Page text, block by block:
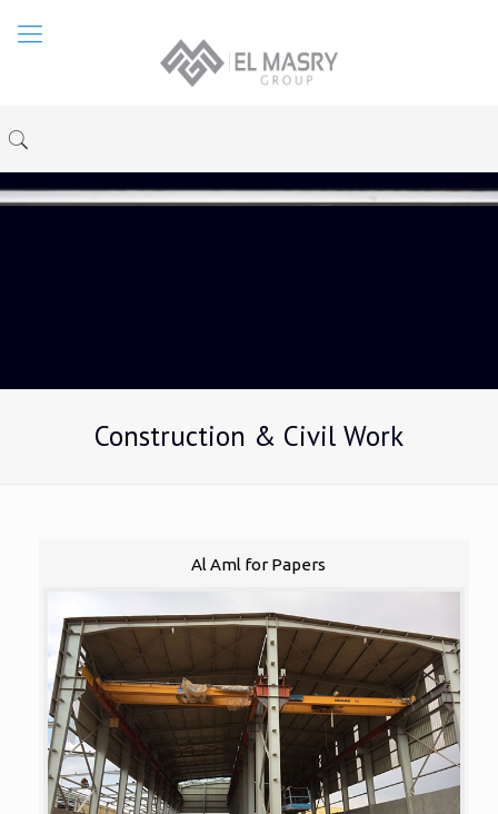
Construction & Civil Work
Al Aml for Papers